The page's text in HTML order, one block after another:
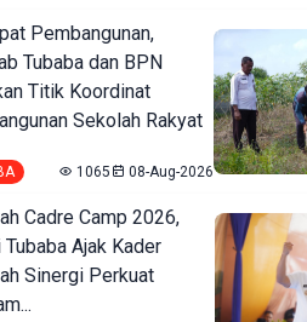
Pembangunan,
Tubaba dan BPN
Titik Koordinat
Sekolah Rakyat
1065 08-Aug-2026
Cadre Camp 2026,
Tubaba Ajak Kader
Sinergi Perkuat